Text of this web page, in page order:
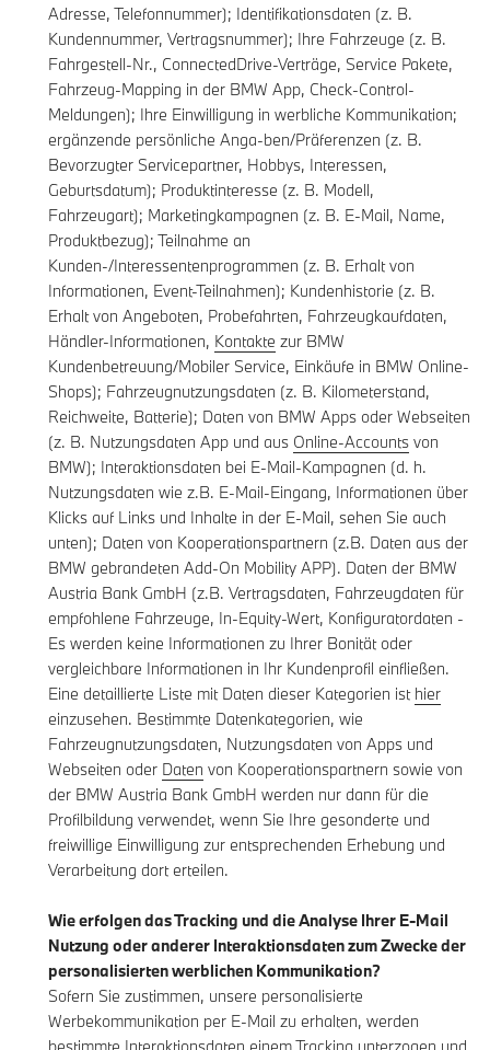
Adresse, Telefonnummer); Identifikationsdaten (z. B.
Kundennummer, Vertragsnummer); Ihre Fahrzeuge (z. B.
Fahrgestell-Nr., ConnectedDrive-Verträge, Service Pakete,
Fahrzeug-Mapping in der BMW App, Check-Control-
Meldungen); Ihre Einwilligung in werbliche Kommunikation;
ergänzende persönliche Anga-ben/Präferenzen (z. B.
Bevorzugter Servicepartner, Hobbys, Interessen,
Geburtsdatum); Produktinteresse (z. B. Modell,
Fahrzeugart); Marketingkampagnen (z. B. E-Mail, Name,
Produktbezug); Teilnahme an
Kunden-/Interessentenprogrammen (z. B. Erhalt von
Informationen, Event-Teilnahmen); Kundenhistorie (z. B.
Erhalt von Angeboten, Probefahrten, Fahrzeugkaufdaten,
Händler-Informationen, Kontakte zur BMW
Kundenbetreuung/Mobiler Service, Einkäufe in BMW Online-
Shops); Fahrzeugnutzungsdaten (z. B. Kilometerstand,
Reichweite, Batterie); Daten von BMW Apps oder Webseiten
(z. B. Nutzungsdaten App und aus Online-Accounts von
BMW); Interaktionsdaten bei E-Mail-Kampagnen (d. h.
Nutzungsdaten wie z.B. E-Mail-Eingang, Informationen über
Klicks auf Links und Inhalte in der E-Mail, sehen Sie auch
unten); Daten von Kooperationspartnern (z.B. Daten aus der
BMW gebrandeten Add-On Mobility APP). Daten der BMW
Austria Bank GmbH (z.B. Vertragsdaten, Fahrzeugdaten für
empfohlene Fahrzeuge, In-Equity-Wert, Konfiguratordaten -
Es werden keine Informationen zu Ihrer Bonität oder
vergleichbare Informationen in Ihr Kundenprofil einfließen.
Eine detaillierte Liste mit Daten dieser Kategorien ist hier
einzusehen. Bestimmte Datenkategorien, wie
Fahrzeugnutzungsdaten, Nutzungsdaten von Apps und
Webseiten oder Daten von Kooperationspartnern sowie von
der BMW Austria Bank GmbH werden nur dann für die
Profilbildung verwendet, wenn Sie Ihre gesonderte und
freiwillige Einwilligung zur entsprechenden Erhebung und
Verarbeitung dort erteilen.
Wie erfolgen das Tracking und die Analyse Ihrer E-Mail
Nutzung oder anderer Interaktionsdaten zum Zwecke der
personalisierten werblichen Kommunikation?
Sofern Sie zustimmen, unsere personalisierte
Werbekommunikation per E-Mail zu erhalten, werden